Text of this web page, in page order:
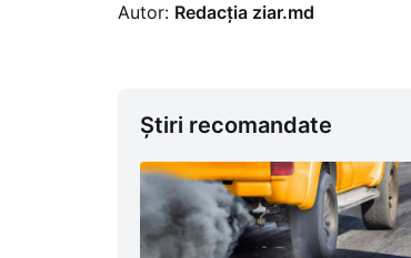
Autor: Redacția ziar.md
Știri recomandate